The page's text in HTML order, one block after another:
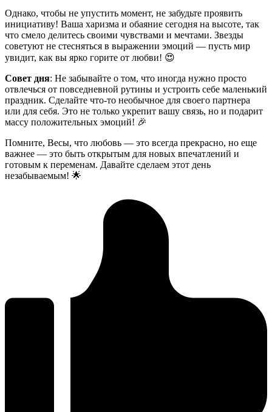
Однако, чтобы не упустить момент, не забудьте проявить
инициативу! Ваша харизма и обаяние сегодня на высоте, так
что смело делитесь своими чувствами и мечтами. Звезды
советуют не стесняться в выражении эмоций — пусть мир
увидит, как вы ярко горите от любви! 😍
Совет дня: Не забывайте о том, что иногда нужно просто
отвлечься от повседневной рутины и устроить себе маленький
праздник. Сделайте что-то необычное для своего партнера
или для себя. Это не только укрепит вашу связь, но и подарит
массу положительных эмоций! 🎉
Помните, Весы, что любовь — это всегда прекрасно, но еще
важнее — это быть открытым для новых впечатлений и
готовым к переменам. Давайте сделаем этот день
незабываемым! 🌟